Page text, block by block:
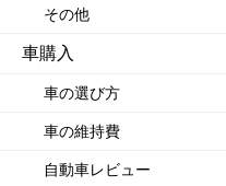
その他
車購入
車の選び方
車の維持費
自動車レビュー